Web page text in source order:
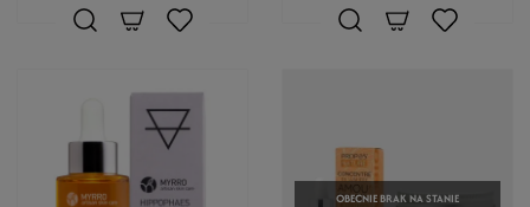
OBECNIE BRAK NA STANIE